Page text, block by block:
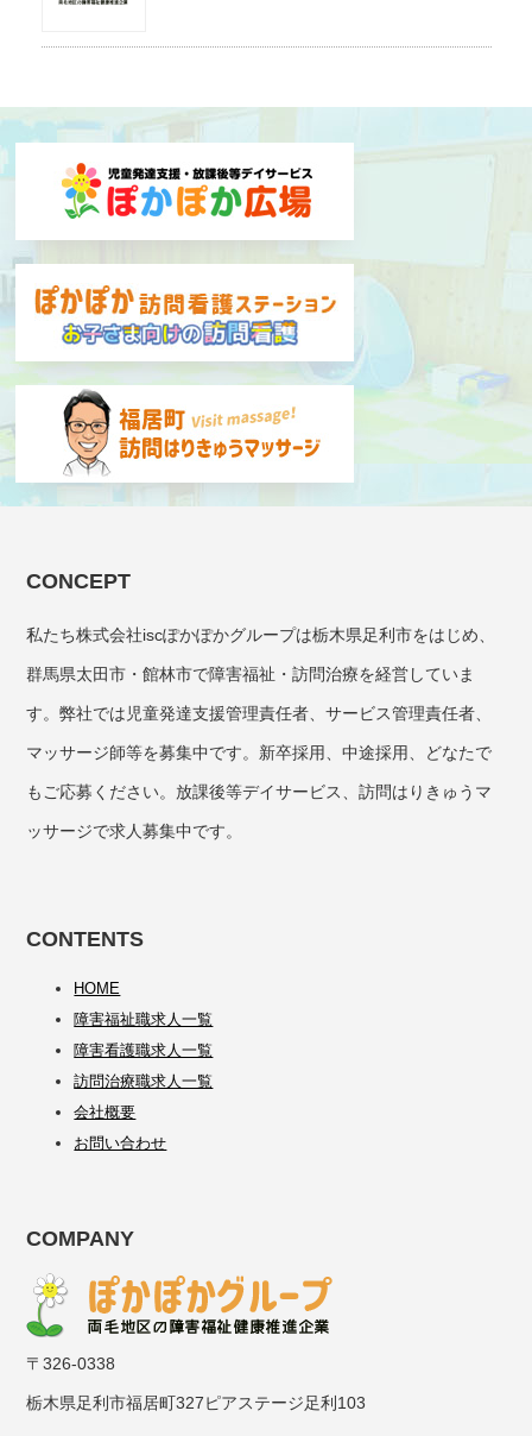
CONCEPT
私たち株式会社iscぽかぽかグループは栃木県足利市をはじめ、
群馬県太田市・館林市で障害福祉・訪問治療を経営していま
す。弊社では児童発達支援管理責任者、サービス管理責任者、
マッサージ師等を募集中です。新卒採用、中途採用、どなたで
もご応募ください。放課後等デイサービス、訪問はりきゅうマ
ッサージで求人募集中です。
CONTENTS
HOME
障害福祉職求人一覧
障害看護職求人一覧
訪問治療職求人一覧
会社概要
お問い合わせ
COMPANY
〒326-0338
栃木県足利市福居町327ピアステージ足利103